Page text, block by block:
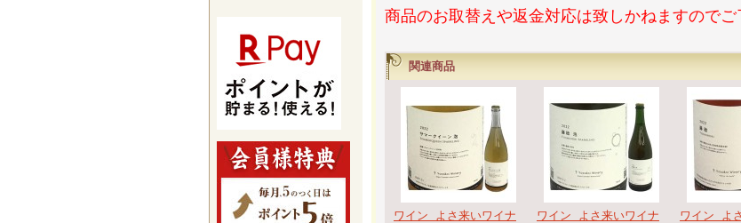
商品のお取替えや返金対応は致しかねますのでご
関連商品
ワイン よさ来いワイナ
ワイン よさ来いワイナ
ワイン よ